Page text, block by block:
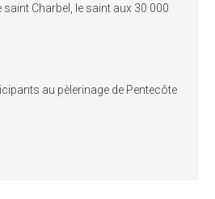
saint Charbel, le saint aux 30 000
au pèlerinage de Pentecôte